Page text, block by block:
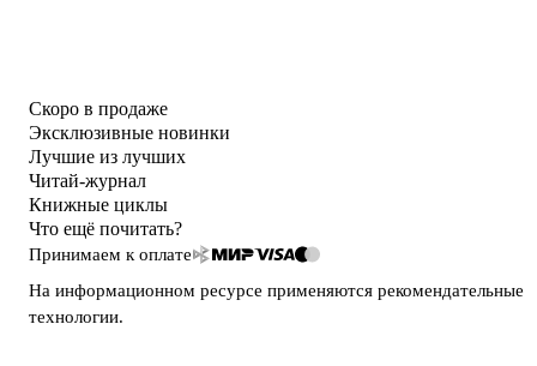
Скоро в продаже
Эксклюзивные новинки
Лучшие из лучших
Читай-журнал
Книжные циклы
Что ещё почитать?
Принимаем к оплате
На информационном ресурсе применяются рекомендательные
технологии.